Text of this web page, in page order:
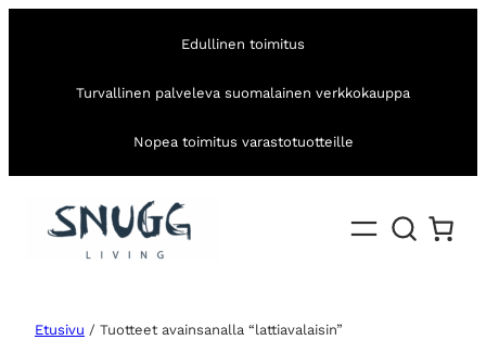
Edullinen toimitus
Turvallinen palveleva suomalainen verkkokauppa
Nopea toimitus varastotuotteille
Etusivu / Tuotteet avainsanalla “lattiavalaisin”